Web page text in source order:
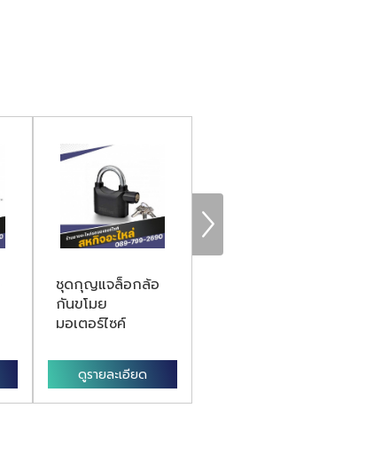
ชุดกุญแจล็อกล้อ
กันขโมย
มอเตอร์ไซค์
ดูรายละเอียด